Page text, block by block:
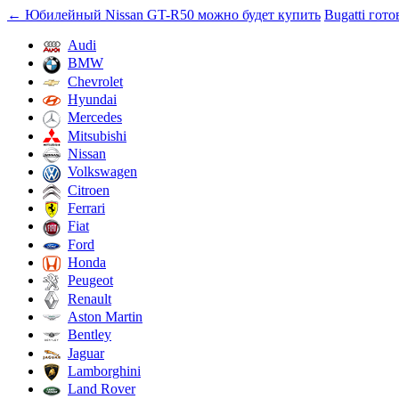
← Юбилейный Nissan GT-R50 можно будет купить Bugatti
Audi
BMW
Chevrolet
Hyundai
Mercedes
Mitsubishi
Nissan
Volkswagen
Citroen
Ferrari
Fiat
Ford
Honda
Peugeot
Renault
Aston Martin
Bentley
Jaguar
Lamborghini
Land Rover